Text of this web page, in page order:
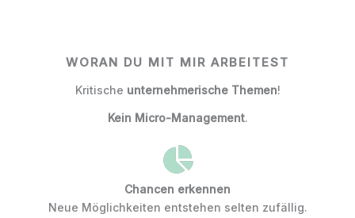
WORAN DU MIT MIR ARBEITEST
Kritische unternehmerische Themen!
Kein Micro-Management.
Chancen erkennen
Neue Möglichkeiten entstehen selten zufällig.